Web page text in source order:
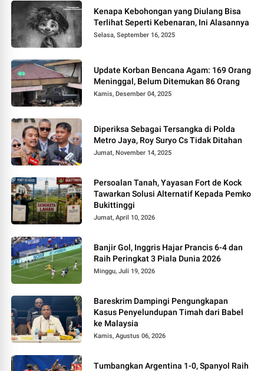
Kenapa Kebohongan yang Diulang Bisa
Terlihat Seperti Kebenaran, Ini Alasannya
Selasa, September 16, 2025
Update Korban Bencana Agam: 169 Orang
Meninggal, Belum Ditemukan 86 Orang
Kamis, Desember 04, 2025
Diperiksa Sebagai Tersangka di Polda
Metro Jaya, Roy Suryo Cs Tidak Ditahan
Jumat, November 14, 2025
Persoalan Tanah, Yayasan Fort de Kock
Tawarkan Solusi Alternatif Kepada Pemko
Bukittinggi
Jumat, April 10, 2026
Banjir Gol, Inggris Hajar Prancis 6-4 dan
Raih Peringkat 3 Piala Dunia 2026
Minggu, Juli 19, 2026
Bareskrim Dampingi Pengungkapan
Kasus Penyelundupan Timah dari Babel
ke Malaysia
Kamis, Agustus 06, 2026
Tumbangkan Argentina 1-0, Spanyol Raih